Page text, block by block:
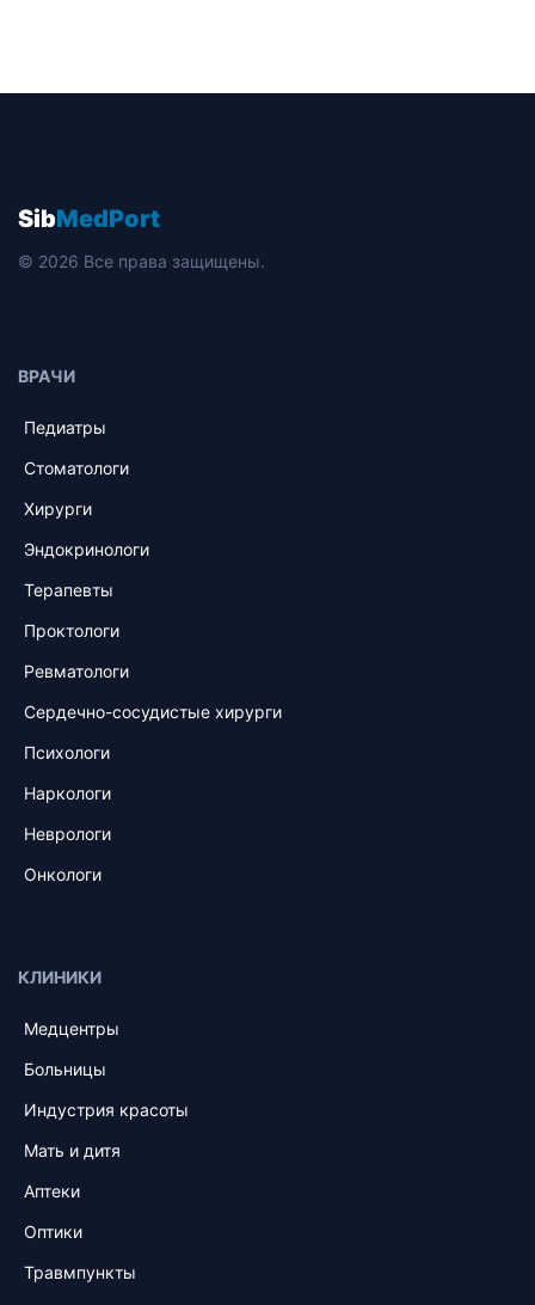
SibMedPort
© 2026 Все права защищены.
ВРАЧИ
Педиатры
Стоматологи
Хирурги
Эндокринологи
Терапевты
Проктологи
Ревматологи
Сердечно-сосудистые хирурги
Психологи
Наркологи
Неврологи
Онкологи
КЛИНИКИ
Медцентры
Больницы
Индустрия красоты
Мать и дитя
Аптеки
Оптики
Травмпункты